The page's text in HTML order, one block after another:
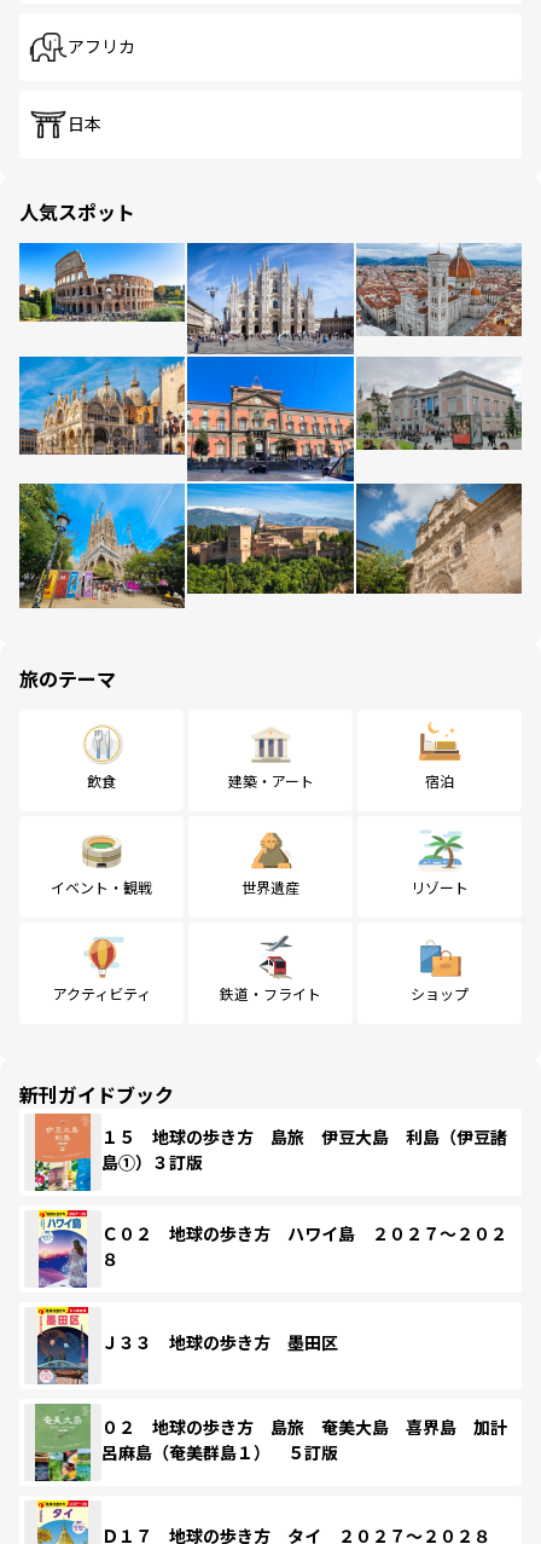
アフリカ
日本
人気スポット
旅のテーマ
飲食 建築・アート 宿泊
イベント・観戦 世界遺産 リゾート
アクティビティ 鉄道・フライト ショップ
新刊ガイドブック
１５ 地球の歩き方 島旅 伊豆大島 利島（伊豆諸
島①）３訂版
Ｃ０２ 地球の歩き方 ハワイ島 ２０２７～２０２
８
Ｊ３３ 地球の歩き方 墨田区
０２ 地球の歩き方 島旅 奄美大島 喜界島 加計
呂麻島（奄美群島１） ５訂版
Ｄ１７ 地球の歩き方 タイ ２０２７～２０２８